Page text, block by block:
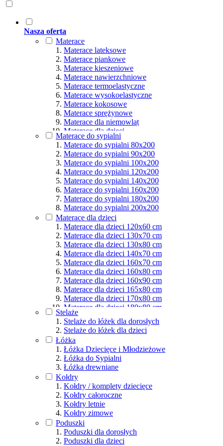
Nasza oferta
Materace
Materace lateksowe
Materace piankowe
Materace kieszeniowe
Materace nawierzchniowe
Materace termoelastyczne
Materace wysokoelastyczne
Materace kokosowe
Materace sprężynowe
Materace dla niemowląt
Materace dla dzieci
Materace hybrydowe
Materace naturalne
Materace ortopedyczne
Materace multipocket
Materace premium
Materace dla seniorów
Materace dla par
Materace dla alergików
Materace dla osób aktywnych
Podział wg rozmiarów
Materace do sypialni
Materace do sypialni 80x200
Materace do sypialni 90x200
Materace do sypialni 100x200
Materace do sypialni 120x200
Materace do sypialni 140x200
Materace do sypialni 160x200
Materace do sypialni 180x200
Materace do sypialni 200x200
Materace dla dzieci
Materace dla dzieci 120x60 cm
Materace dla dzieci 130x70 cm
Materace dla dzieci 130x80 cm
Materace dla dzieci 140x70 cm
Materace dla dzieci 160x70 cm
Materace dla dzieci 160x80 cm
Materace dla dzieci 160x90 cm
Materace dla dzieci 165x80 cm
Materace dla dzieci 170x80 cm
Materace dla dzieci 180x80 cm
Materace dla dzieci 180x90 cm
Materace dla dzieci 190x80 cm
Materace dla dzieci 190x90 cm
Materace dla dzieci 200x80 cm
Materace dla dzieci 200x90 cm
Materace dla dzieci 200x100 cm
Materace dla dzieci 200x120 cm
Materace dla dzieci 200x140 cm
Materace dla dzieci 200x160 cm
Materace dla dzieci 200x180 cm
Materace dla dzieci 200x200 cm
Stelaże
Stelaże do łóżek dla dorosłych
Stelaże do łóżek dla dzieci
Łóżka
Łóżka Dziecięce i Młodzieżowe
Łóżka do Sypialni
Łóżka drewniane
Kołdry
Kołdry / komplety dziecięce
Kołdry całoroczne
Kołdry letnie
Kołdry zimowe
Poduszki
Poduszki dla dorosłych
Poduszki dla dzieci